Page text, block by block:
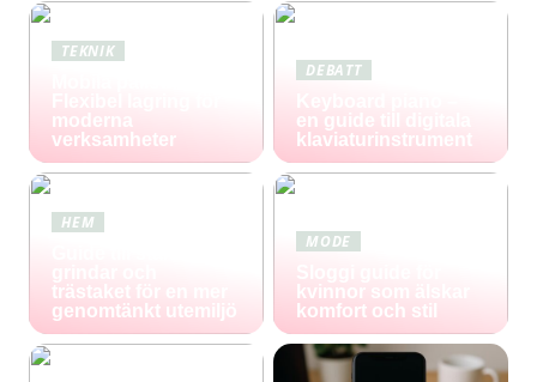
TEKNIK
moderna
verksamheter
DEBATT
en guide till digitala
klaviaturinstrument
HEM
trästaket för en mer
genomtänkt utemiljö
MODE
kvinnor som älskar
komfort och stil